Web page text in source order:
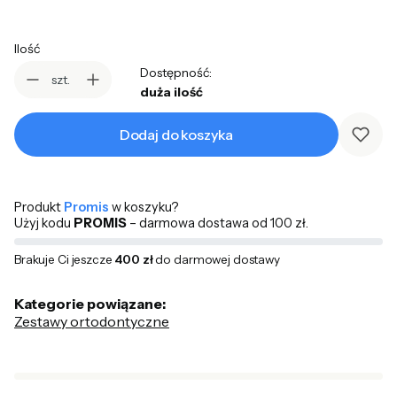
Ilość
szt.
Dostępność:
duża ilość
Dodaj do koszyka
Produkt Promis w koszyku?
Użyj kodu PROMIS – darmowa dostawa od 100 zł.
Brakuje Ci jeszcze 400 złdo darmowej dostawy
Kategorie powiązane:
Zestawy ortodontyczne